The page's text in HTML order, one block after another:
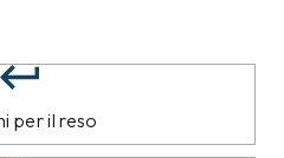
per il reso